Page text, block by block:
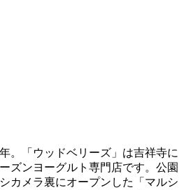
。「ウッドベリーズ」は吉祥寺に
ズンヨーグルト専門店です。公園
カメラ裏にオープンした「マルシ